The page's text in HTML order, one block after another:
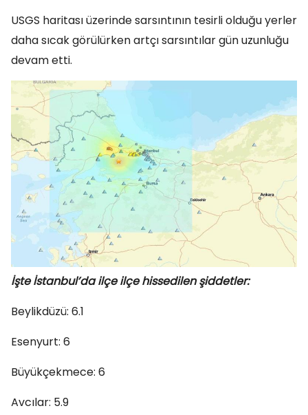
USGS haritası üzerinde sarsıntının tesirli olduğu yerler
daha sıcak görülürken artçı sarsıntılar gün uzunluğu
devam etti.
İşte İstanbul’da ilçe ilçe hissedilen şiddetler:
Beylikdüzü: 6.1
Esenyurt: 6
Büyükçekmece: 6
Avcılar: 5.9